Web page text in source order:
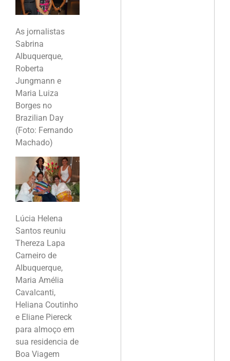
As jornalistas
Sabrina
Albuquerque,
Roberta
Jungmann e
Maria Luiza
Borges no
Brazilian Day
(Foto: Fernando
Machado)
Lúcia Helena
Santos reuniu
Thereza Lapa
Carneiro de
Albuquerque,
Maria Amélia
Cavalcanti,
Heliana Coutinho
e Eliane Piereck
para almoço em
sua residencia de
Boa Viagem